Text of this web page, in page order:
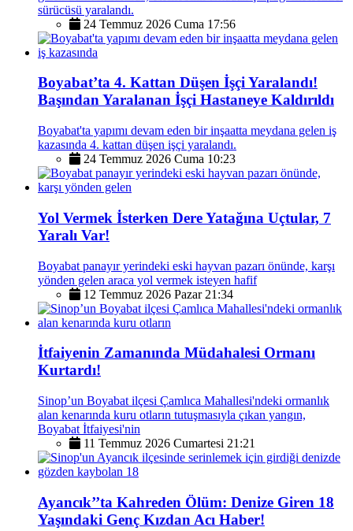
sürücüsü yaralandı.
24 Temmuz 2026 Cuma 17:56
Boyabat’ta 4. Kattan Düşen İşçi Yaralandı!
Başından Yaralanan İşçi Hastaneye Kaldırıldı
Boyabat'ta yapımı devam eden bir inşaatta meydana gelen iş
kazasında 4. kattan düşen işçi yaralandı.
24 Temmuz 2026 Cuma 10:23
Yol Vermek İsterken Dere Yatağına Uçtular, 7
Yaralı Var!
Boyabat panayır yerindeki eski hayvan pazarı önünde, karşı
yönden gelen araca yol vermek isteyen hafif
12 Temmuz 2026 Pazar 21:34
İtfaiyenin Zamanında Müdahalesi Ormanı
Kurtardı!
Sinop’un Boyabat ilçesi Çamlıca Mahallesi'ndeki ormanlık
alan kenarında kuru otların tutuşmasıyla çıkan yangın,
Boyabat İtfaiyesi'nin
11 Temmuz 2026 Cumartesi 21:21
Ayancık’’ta Kahreden Ölüm: Denize Giren 18
Yaşındaki Genç Kızdan Acı Haber!